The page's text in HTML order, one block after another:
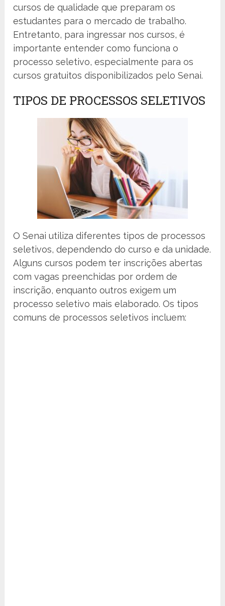
cursos de qualidade que preparam os
estudantes para o mercado de trabalho.
Entretanto, para ingressar nos cursos, é
importante entender como funciona o
processo seletivo, especialmente para os
cursos gratuitos disponibilizados pelo Senai.
TIPOS DE PROCESSOS SELETIVOS
O Senai utiliza diferentes tipos de processos
seletivos, dependendo do curso e da unidade.
Alguns cursos podem ter inscrições abertas
com vagas preenchidas por ordem de
inscrição, enquanto outros exigem um
processo seletivo mais elaborado. Os tipos
comuns de processos seletivos incluem: